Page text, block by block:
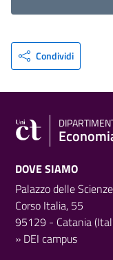
Condividi
DOVE SIAMO
Palazzo delle Scienze
Corso Italia, 55
95129 - Catania
» DEI campus